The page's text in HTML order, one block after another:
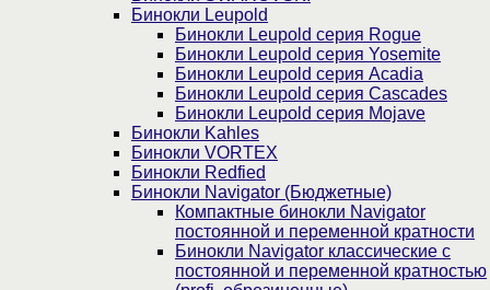
Бинокли Leupold
Бинокли Leupold серия Rogue
Бинокли Leupold серия Yosemite
Бинокли Leupold серия Acadia
Бинокли Leupold серия Cascades
Бинокли Leupold серия Mojave
Бинокли Kahles
Бинокли VORTEX
Бинокли Redfied
Бинокли Navigator (Бюджетные)
Компактные бинокли Navigator
постоянной и переменной кратности
Бинокли Navigator классические с
постоянной и переменной кратностью